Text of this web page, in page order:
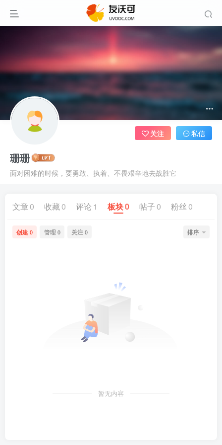
珊珊
面对困难的时候，要勇敢、执着、不畏艰辛地去战胜它
关注 私信
文章0 收藏 0 评论 1 板块0 帖子 0 粉丝 0
创建 0 管理 0 关注 0 排序
暂无内容